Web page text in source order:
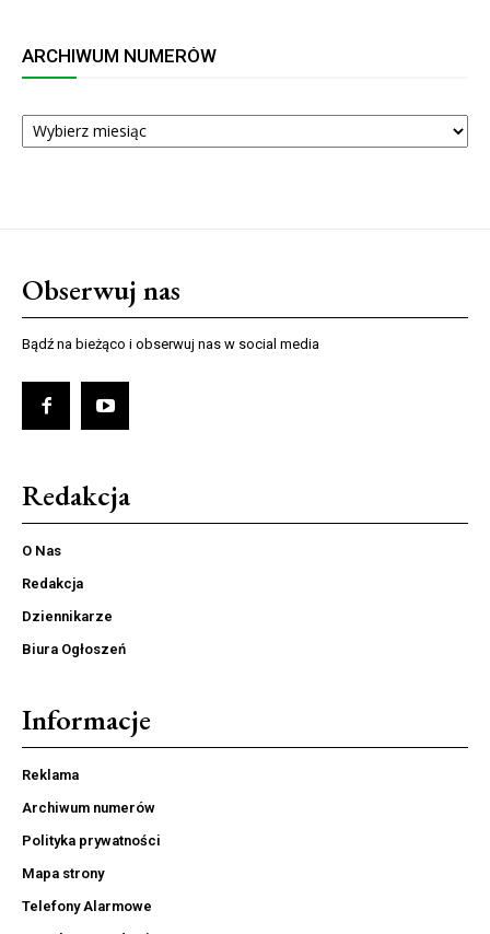
ARCHIWUM NUMERÓW
ARCHIWUM
NUMERÓW
Obserwuj nas
Bądź na bieżąco i obserwuj nas w social media
Redakcja
O Nas
Redakcja
Dziennikarze
Biura Ogłoszeń
Informacje
Reklama
Archiwum numerów
Polityka prywatności
Mapa strony
Telefony Alarmowe